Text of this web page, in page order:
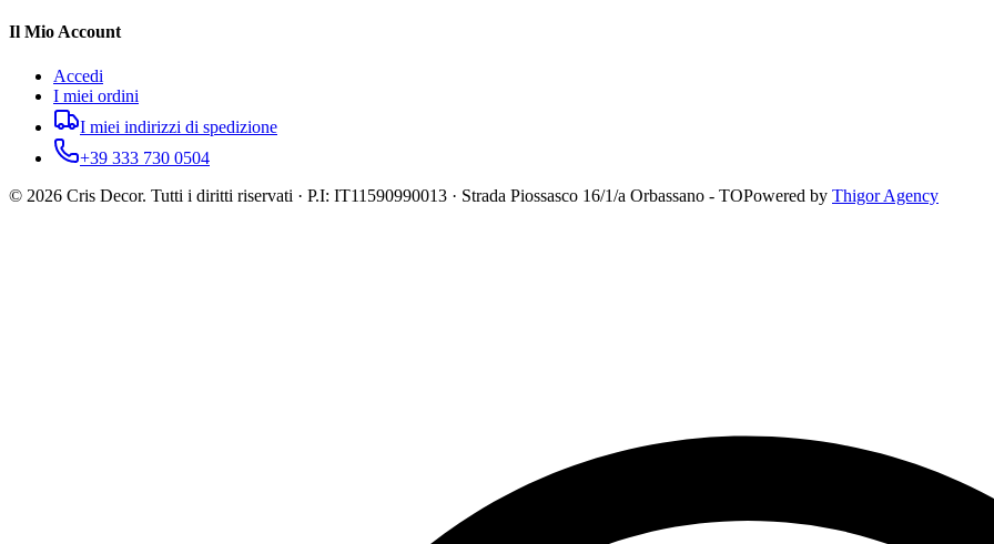
Il Mio Account
Accedi
I miei ordini
I miei indirizzi di spedizione
+39 333 730 0504
© 2026 Cris Decor. Tutti i diritti riservati · P.I: IT11590990013 · Strada Piossasco 16/1/a Orbassano - TOPowered by Thigor Agency